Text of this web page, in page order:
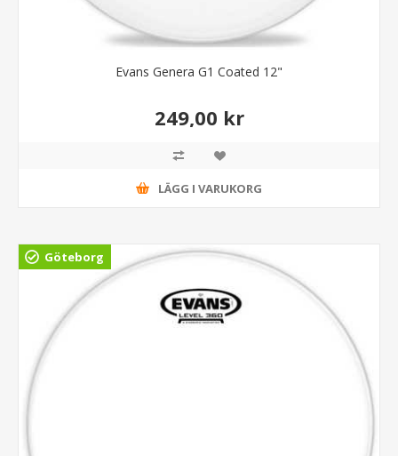
Evans Genera G1 Coated 12"
249,00 kr
LÄGG I VARUKORG
Göteborg